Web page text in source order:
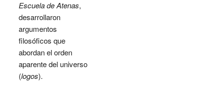
Escuela de Atenas,
desarrollaron
argumentos
filosóficos que
abordan el orden
aparente del universo
(logos).